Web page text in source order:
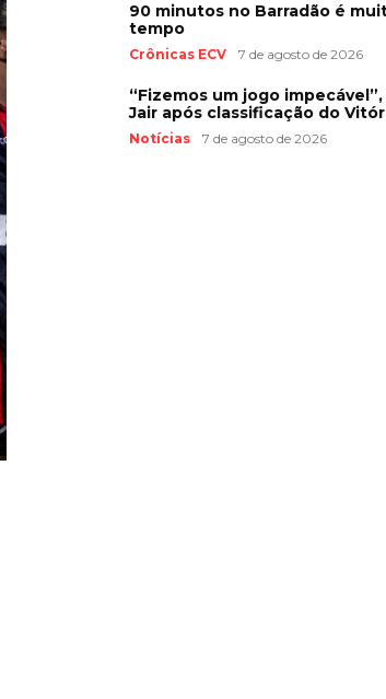
90 minutos no Barradão é
tempo
Crônicas ECV 7 de agosto de 2026
“Fizemos um jogo
Jair após classificação do
Notícias 7 de agosto de 2026